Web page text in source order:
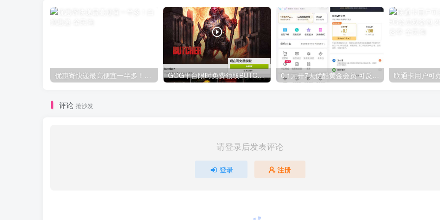
优惠寄快递最高便宜一半多！白鸽惠递 GOG平台限时免费领取BUTCHER（屠夫） 0.1元开7天优酷黄金会员 可反复开通需要关闭自动续费
评论 抢沙发
请登录后发表评论
登录 注册